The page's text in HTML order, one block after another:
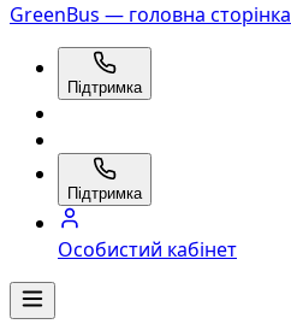
GreenBus — головна сторінка
Підтримка
Підтримка
Особистий кабінет